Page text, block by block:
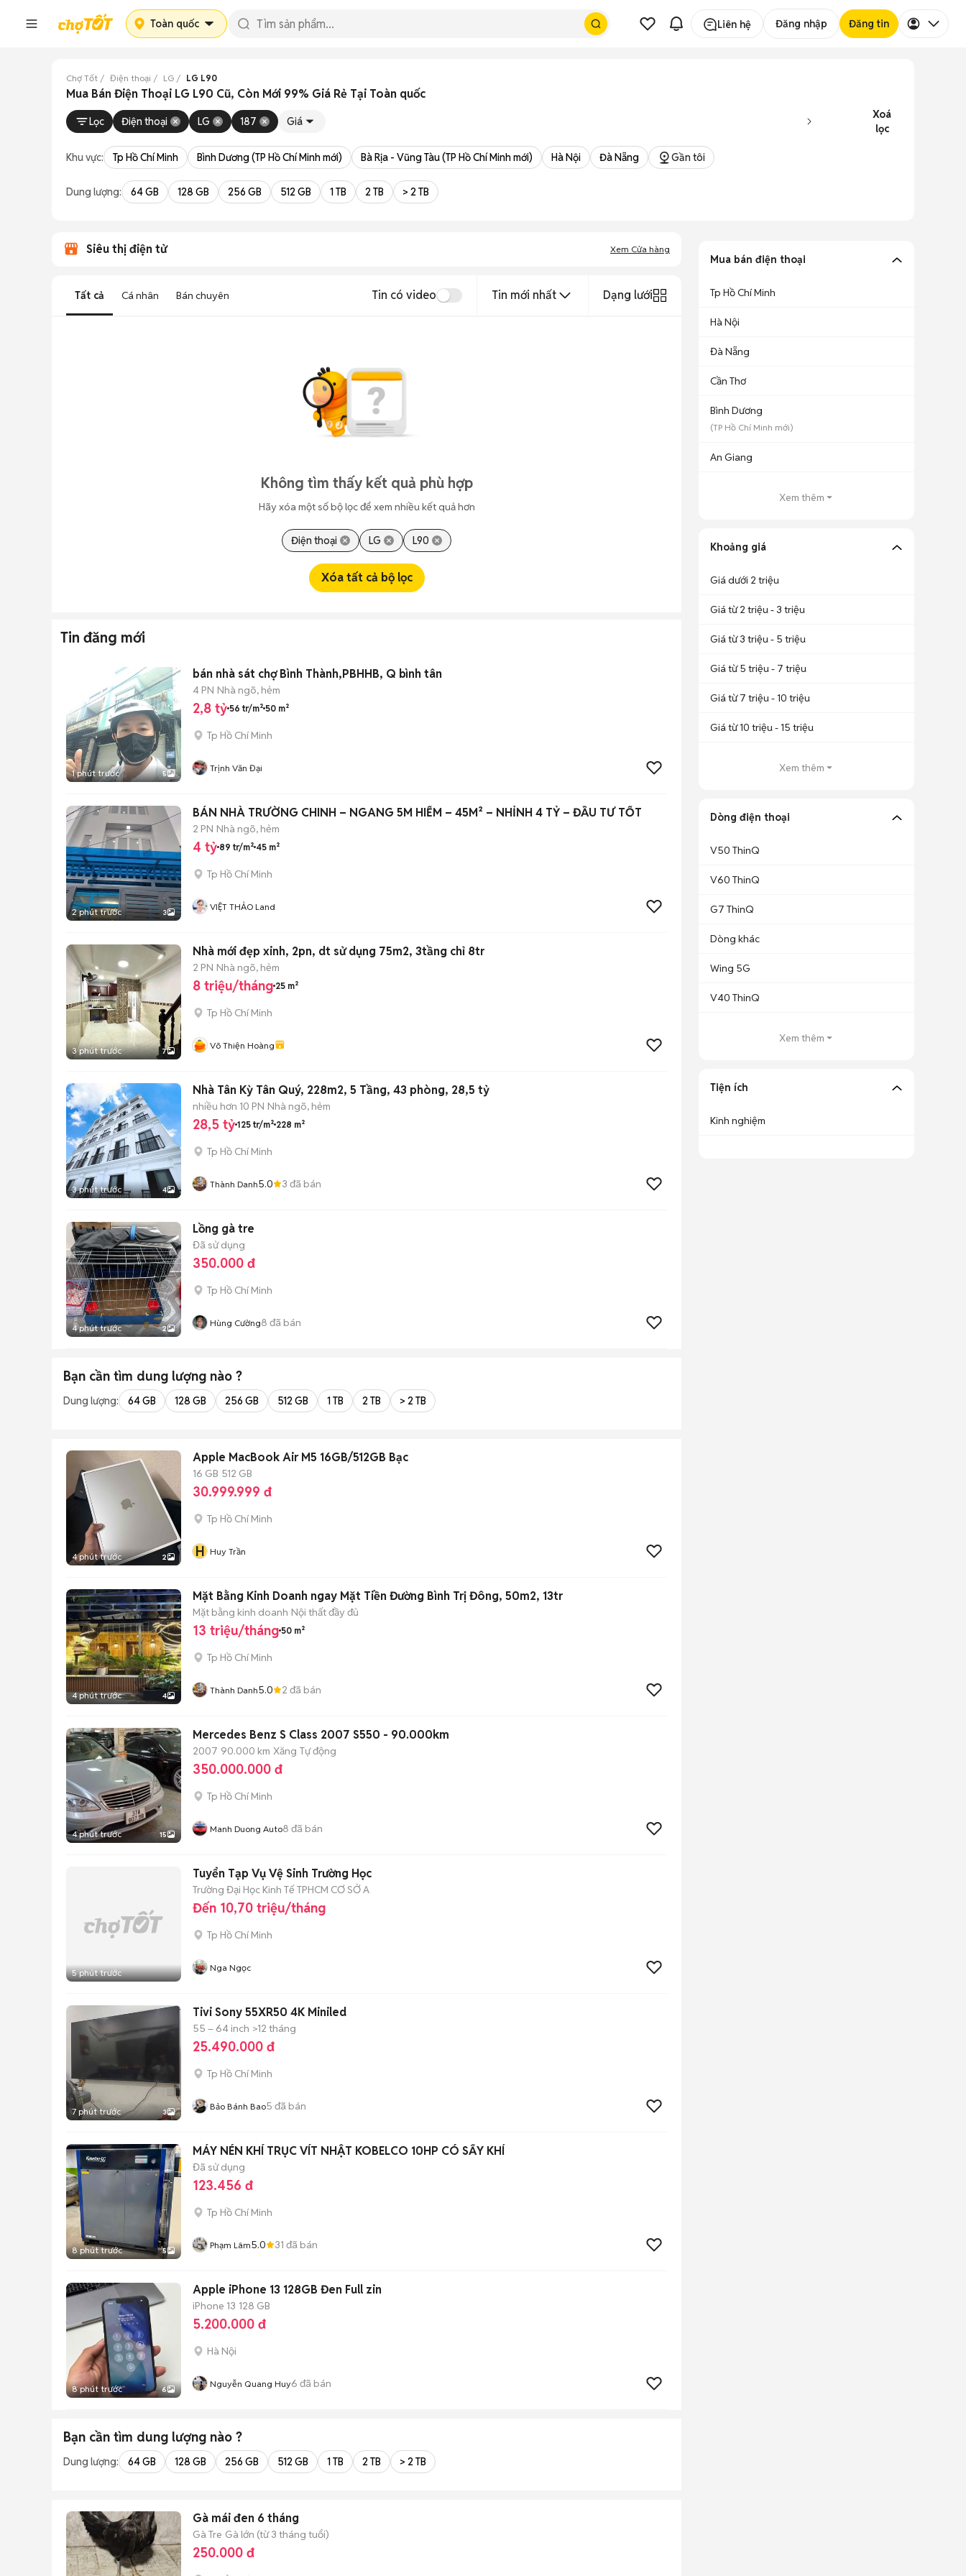
Toàn quốc Liên hệ Đăng nhập Đăng tin
Chợ Tốt Điện thoại LG LG L90
Mua Bán Điện Thoại LG L90 Cũ, Còn Mới 99% Giá Rẻ Tại Toàn quốc
Lọc Điện thoại LG 187 Giá
Xoá
lọc
Khu vực: Tp Hồ Chí Minh Bình Dương (TP Hồ Chí Minh mới) Bà Rịa - Vũng Tàu (TP Hồ Chí Minh mới) Hà Nội Đà Nẵng Gần tôi
Dung lượng: 64 GB 128 GB 256 GB 512 GB 1 TB 2 TB > 2 TB
Siêu thị điện tử Xem Cửa hàng
Tất cả Cá nhân Bán chuyên Tin có video Tin mới nhất Dạng lưới
Không tìm thấy kết quả phù hợp
Hãy xóa một số bộ lọc để xem nhiều kết quả hơn
Điện thoại LG L90
Xóa tất cả bộ lọc
Tin đăng mới
1 phút trước 5
bán nhà sát chợ Bình Thành,PBHHB, Q bình tân
4 PN Nhà ngõ, hẻm
2,8 tỷ 56 tr/m² 50 m²
Tp Hồ Chí Minh
Trịnh Văn Đại
2 phút trước 3
BÁN NHÀ TRƯỜNG CHINH – NGANG 5M HIẾM – 45M² – NHỈNH 4 TỶ – ĐẦU TƯ TỐT
2 PN Nhà ngõ, hẻm
4 tỷ 89 tr/m² 45 m²
Tp Hồ Chí Minh
VIỆT THẢO Land
3 phút trước 7
Nhà mới đẹp xinh, 2pn, dt sử dụng 75m2, 3tầng chỉ 8tr
2 PN Nhà ngõ, hẻm
8 triệu/tháng 25 m²
Tp Hồ Chí Minh
Võ Thiện Hoàng
3 phút trước 4
Nhà Tân Kỳ Tân Quý, 228m2, 5 Tầng, 43 phòng, 28,5 tỷ
nhiều hơn 10 PN Nhà ngõ, hẻm
28,5 tỷ 125 tr/m² 228 m²
Tp Hồ Chí Minh
Thành Danh5.0 3 đã bán
4 phút trước 2
Lồng gà tre
Đã sử dụng
350.000 đ
Tp Hồ Chí Minh
Hùng Cường8 đã bán
Bạn cần tìm dung lượng nào ?
Dung lượng: 64 GB 128 GB 256 GB 512 GB 1 TB 2 TB > 2 TB
4 phút trước 2
Apple MacBook Air M5 16GB/512GB Bạc
16 GB 512 GB
30.999.999 đ
Tp Hồ Chí Minh
H Huy Trần
4 phút trước 4
Mặt Bằng Kinh Doanh ngay Mặt Tiền Đường Bình Trị Đông, 50m2, 13tr
Mặt bằng kinh doanh Nội thất đầy đủ
13 triệu/tháng 50 m²
Tp Hồ Chí Minh
Thành Danh5.0 2 đã bán
4 phút trước 15
Mercedes Benz S Class 2007 S550 - 90.000km
2007 90.000 km Xăng Tự động
350.000.000 đ
Tp Hồ Chí Minh
Manh Duong Auto8 đã bán
5 phút trước
Tuyển Tạp Vụ Vệ Sinh Trường Học
Trường Đại Học Kinh Tế TPHCM CƠ SỞ A
Đến 10,70 triệu/tháng
Tp Hồ Chí Minh
Nga Ngọc
7 phút trước 3
Tivi Sony 55XR50 4K Miniled
55 – 64 inch >12 tháng
25.490.000 đ
Tp Hồ Chí Minh
Bảo Bánh Bao5 đã bán
8 phút trước 5
MÁY NÉN KHÍ TRỤC VÍT NHẬT KOBELCO 10HP CÓ SẤY KHÍ
Đã sử dụng
123.456 đ
Tp Hồ Chí Minh
Phạm Lâm5.0 31 đã bán
8 phút trước 6
Apple iPhone 13 128GB Đen Full zin
iPhone 13 128 GB
5.200.000 đ
Hà Nội
Nguyễn Quang Huy6 đã bán
Bạn cần tìm dung lượng nào ?
Dung lượng: 64 GB 128 GB 256 GB 512 GB 1 TB 2 TB > 2 TB
Gà mái đen 6 tháng
Gà Tre Gà lớn (từ 3 tháng tuổi)
250.000 đ
Mua bán điện thoại
Tp Hồ Chí Minh
Hà Nội
Đà Nẵng
Cần Thơ
Bình Dương
(TP Hồ Chí Minh mới)
An Giang
Xem thêm
Khoảng giá
Giá dưới 2 triệu
Giá từ 2 triệu - 3 triệu
Giá từ 3 triệu - 5 triệu
Giá từ 5 triệu - 7 triệu
Giá từ 7 triệu - 10 triệu
Giá từ 10 triệu - 15 triệu
Xem thêm
Dòng điện thoại
V50 ThinQ
V60 ThinQ
G7 ThinQ
Dòng khác
Wing 5G
V40 ThinQ
Xem thêm
Tiện ích
Kinh nghiệm